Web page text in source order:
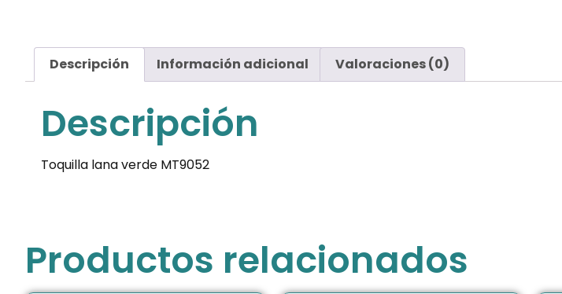
Descripción Información adicional Valoraciones (0)
Descripción
Toquilla lana verde MT9052
Productos relacionados